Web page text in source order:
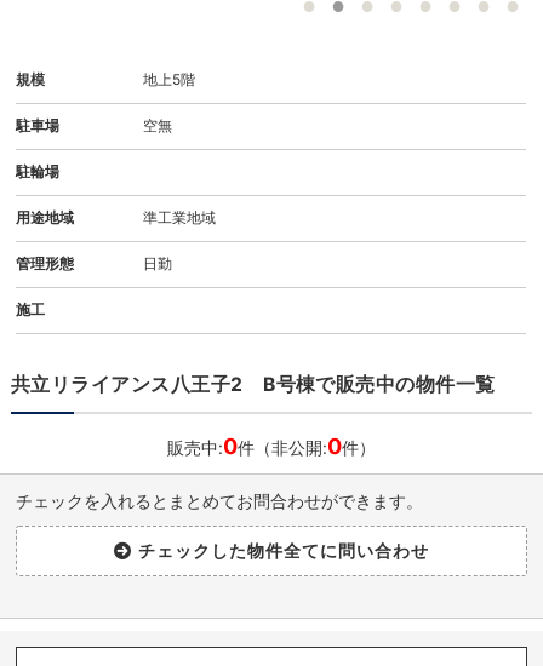
規模 地上5階
駐車場 空無
駐輪場
用途地域 準工業地域
管理形態 日勤
施工
共立リライアンス八王子2 B号棟で販売中の物件一覧
販売中:0件（非公開:0件）
チェックを入れるとまとめてお問合わせができます。